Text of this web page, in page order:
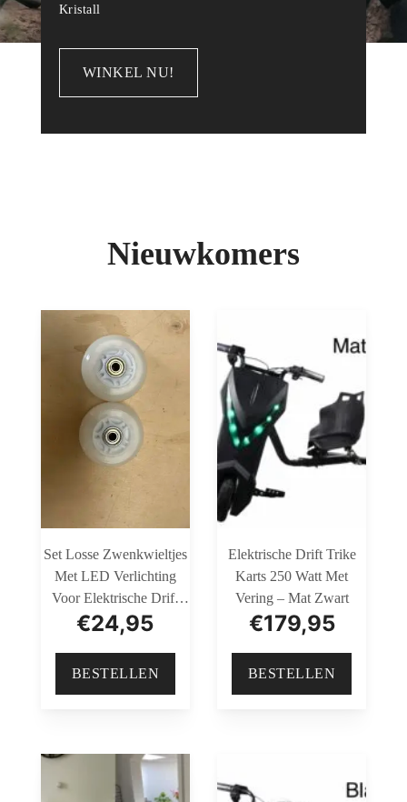
Kristall
WINKEL NU!
Nieuwkomers
Set Losse Zwenkwieltjes
Met LED Verlichting
Voor Elektrische Drift
Trike Karts
€24,95
BESTELLEN
Elektrische Drift Trike
Karts 250 Watt Met
Vering – Mat Zwart
€179,95
BESTELLEN